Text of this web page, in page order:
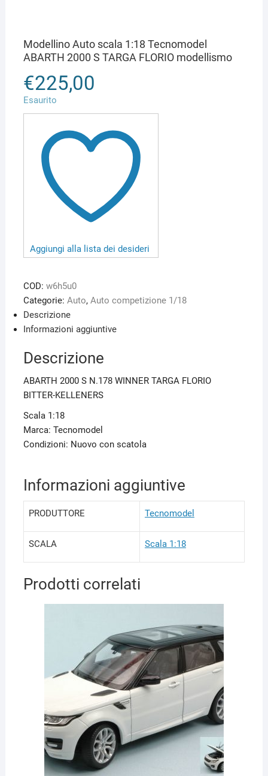
Modellino Auto scala 1:18 Tecnomodel
ABARTH 2000 S TARGA FLORIO modellismo
€225,00
Esaurito
Aggiungi alla lista dei desideri
COD: w6h5u0
Categorie: Auto, Auto competizione 1/18
Descrizione
Informazioni aggiuntive
Descrizione
ABARTH 2000 S N.178 WINNER TARGA FLORIO
BITTER-KELLENERS
Scala 1:18
Marca: Tecnomodel
Condizioni: Nuovo con scatola
Informazioni aggiuntive
PRODUTTORE Tecnomodel
SCALA Scala 1:18
Prodotti correlati